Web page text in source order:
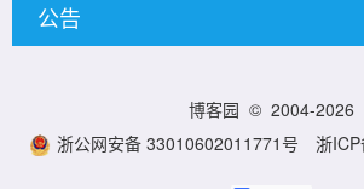
公告
博客园 © 2004-2026
浙公网安备 33010602011771号
浙